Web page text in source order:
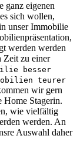
ganz eigenen
sich wollen,
unser Immobilie
werden werden
Zeit zu einer
besser
teurer
wir gern
Home Stagerin.
wie vielfältig
werden. An
Auswahl daher